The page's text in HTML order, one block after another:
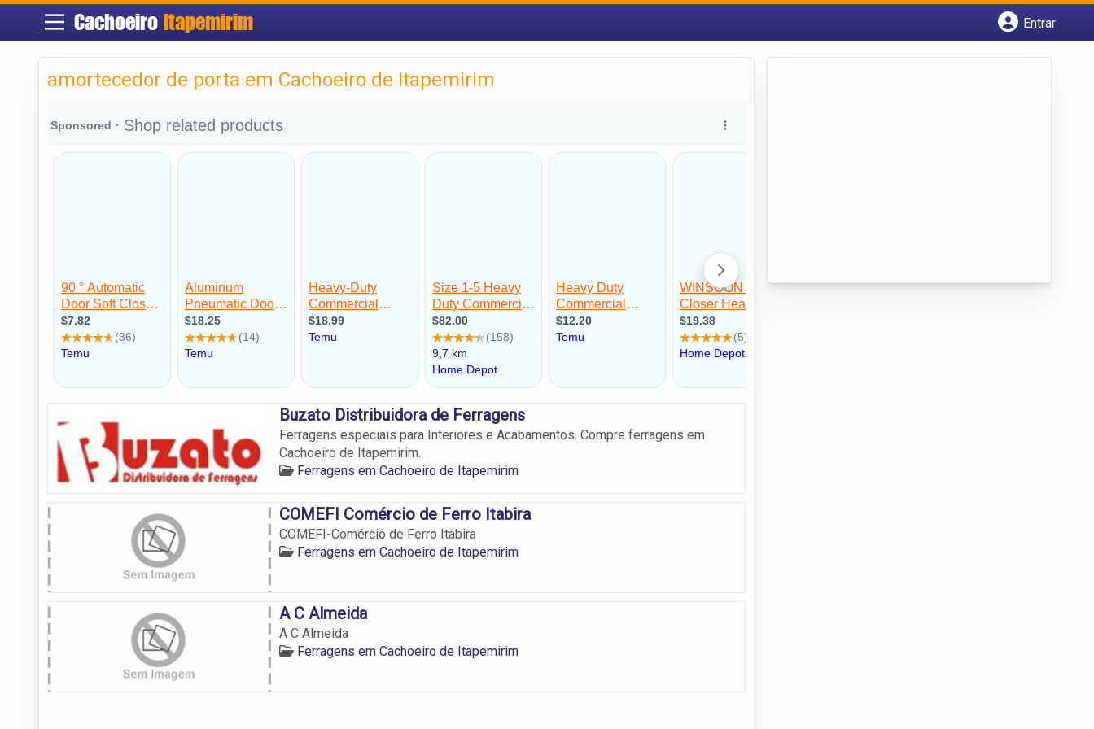
Cachoeiro Itapemirim
Entrar
amortecedor de porta em Cachoeiro de Itapemirim
Buzato Distribuidora de Ferragens
Ferragens especiais para Interiores e Acabamentos. Compre ferragens em
Cachoeiro de Itapemirim.
Ferragens em Cachoeiro de Itapemirim
COMEFI Comércio de Ferro Itabira
COMEFI-Comércio de Ferro Itabira
Ferragens em Cachoeiro de Itapemirim
A C Almeida
A C Almeida
Ferragens em Cachoeiro de Itapemirim